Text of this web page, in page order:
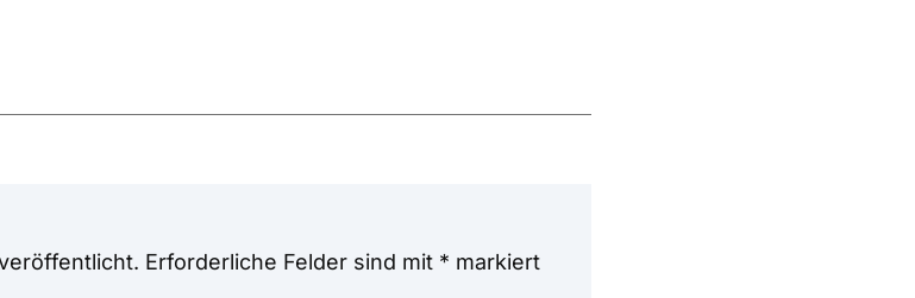
Erforderliche Felder sind mit * markiert